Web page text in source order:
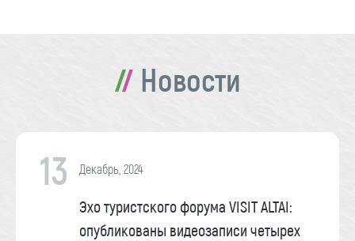
Новости
13 Декабрь, 2024
Эхо туристского форума VISIT ALTAI:
опубликованы видеозаписи четырех